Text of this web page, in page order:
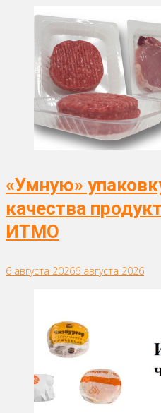
«Умную»
качества
ИТМО
6 августа 20266 августа 2026